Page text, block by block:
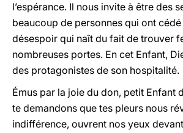
l’espérance. Il nous invite à être des
beaucoup de personnes qui ont
désespoir qui naît du fait de trouver
nombreuses portes. En cet Enfant,
des protagonistes de son hospitalité.
Émus par la joie du don, petit Enfant
te demandons que tes pleurs nous
indifférence, ouvrent nos yeux